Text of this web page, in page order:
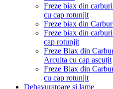
Freze biax din
cu cap rotunjit
Freze biax din
Freze biax din
cap rotunjit
Freze Biax din
Arcuita cu cap ascuțit
Freze Biax din
cu cap rotunjit
Debavuratoare si lame